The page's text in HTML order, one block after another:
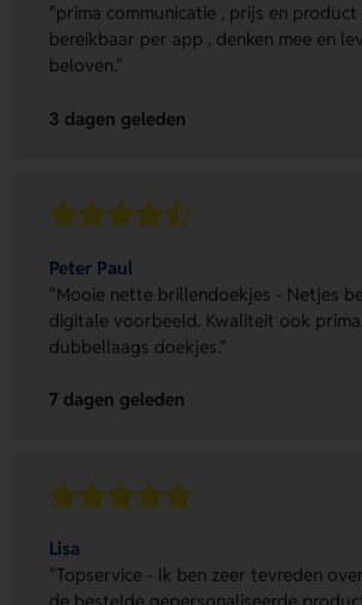
"prima communicatie , prijs en product
bereikbaar per app , denken mee en
beloven."
3 dagen geleden
Peter Paul
"Mooie nette brillendoekjes - Netjes
digitale voorbeeld. Kwaliteit ook
dubbellaags doekjes."
7 dagen geleden
Lisa
"Topservice - Ik ben zeer tevreden